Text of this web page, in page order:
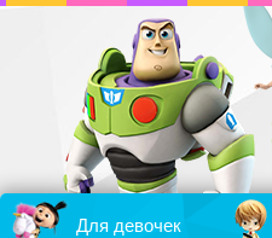
Для девочек